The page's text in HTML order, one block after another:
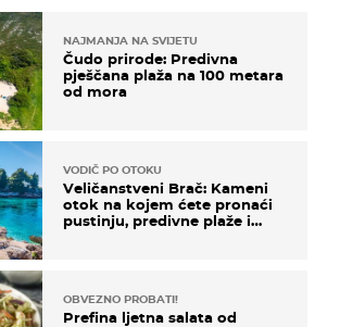
NAJMANJA NA SVIJETU
Čudo prirode: Predivna
pješčana plaža na 100 metara
od mora
VODIČ PO OTOKU
Veličanstveni Brač: Kameni
otok na kojem ćete pronaći
pustinju, predivne plaže i
OBVEZNO PROBATI!
Prefina ljetna salata od